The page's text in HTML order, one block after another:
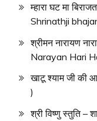
म्हारा घट मा
Shrinathji
श्रीमन नारायण
Narayan Hari
खाटू श्याम जी की
)
श्री विष्णु स्तुति –